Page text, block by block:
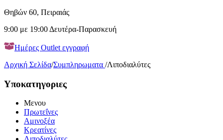
Θηβών 60, Πειραιάς
9:00 με 19:00 Δευτέρα-Παρασκευή
Ημέρες Outlet εγγραφή
Αρχική Σελίδα/Συμπληρωματα /Λιποδιαλύτες
Υποκατηγοριες
Μενου
Πρωτεΐνες
Αμινοξέα
Κρεατίνες